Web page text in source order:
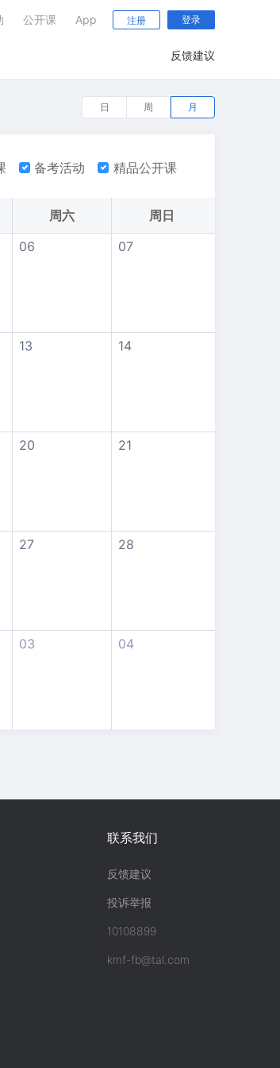
注册 登录
公开课 App
反馈建议
日 周 月
备考活动 精品公开课
周六
周日
06 07
13 14
20 21
27 28
03 04
联系我们
反馈建议
投诉举报
10108899
kmf-fb@tal.com